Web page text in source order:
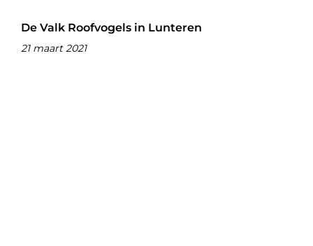
De Valk Roofvogels in Lunteren
21 maart 2021